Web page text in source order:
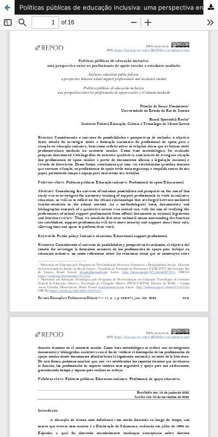
Políticas públicas de educação inclusiva: uma perspectiva entre os profissionais de apoio escolar e estudante mediado